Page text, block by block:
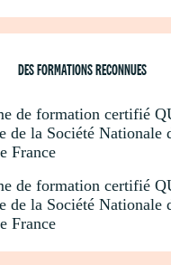
DES FORMATIONS RECONNUES
de formation certifié
de la Société Nationale
France
de formation certifié
de la Société Nationale
France